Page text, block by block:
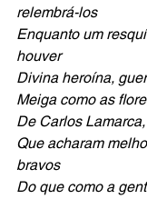
relembrá-los
Enquanto um
houver
Divina heroína,
Meiga como as
De Carlos
Que acharam
bravos
Do que como a